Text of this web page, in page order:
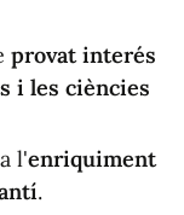
provat interés
i les ciències
l'enriquiment
.